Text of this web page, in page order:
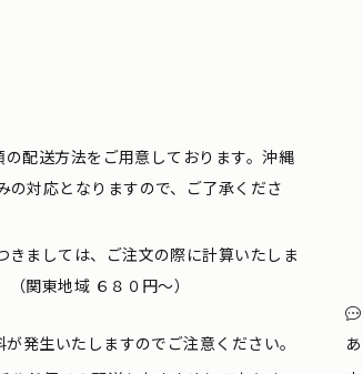
配送方法をご用意しております。沖縄
の対応となりますので、ご了承くださ
ましては、ご注文の際に計算いたしま
関東地域 ６８０円〜）
発生いたしますのでご注意ください。